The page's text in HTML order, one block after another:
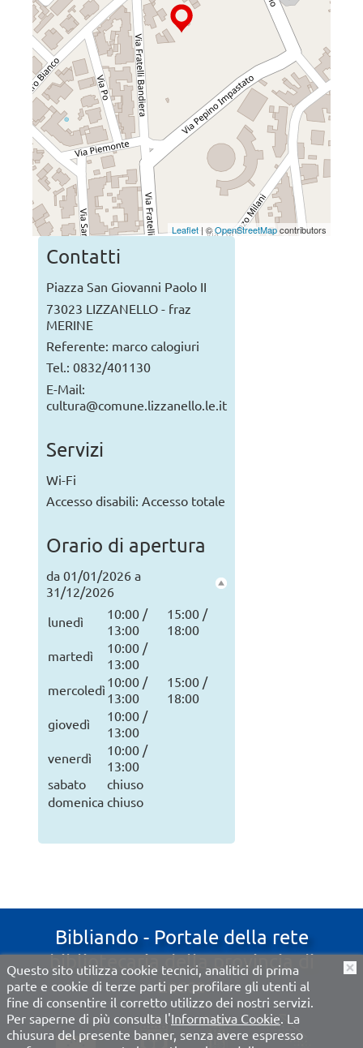
Leaflet | ©OpenStreetMapcontributors
Contatti
Piazza San Giovanni Paolo II
73023 LIZZANELLO - fraz
MERINE
Referente: marco calogiuri
Tel.: 0832/401130
E-Mail:
cultura@comune.lizzanello.le.it
Servizi
Wi-Fi
Accesso disabili: Accesso totale
Orario di apertura
da 01/01/2026 a
31/12/2026
lunedì
10:00 /
13:00
15:00 /
18:00
martedì
10:00 /
13:00
mercoledì 10:00 /
13:00
15:00 /
18:00
giovedì
10:00 /
13:00
venerdì
10:00 /
13:00
sabato
chiuso
domenica chiuso
Bibliando - Portale della rete
bibliotecaria della provincia di
Lecce
Questo sito utilizza cookie tecnici, analitici di prima
parte e cookie di terze parti per profilare gli utenti al
fine di consentire il corretto utilizzo dei nostri servizi.
Per saperne di più consulta l'Informativa Cookie. La
chiusura del presente banner, senza avere espresso